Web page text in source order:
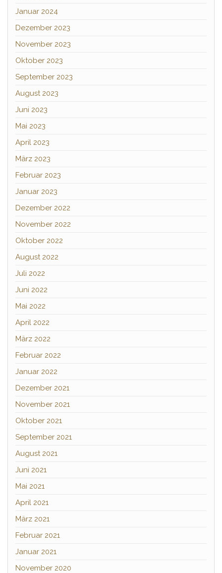
Januar 2024
Dezember 2023
November 2023
Oktober 2023
September 2023
August 2023
Juni 2023
Mai 2023
April 2023
März 2023
Februar 2023
Januar 2023
Dezember 2022
November 2022
Oktober 2022
August 2022
Juli 2022
Juni 2022
Mai 2022
April 2022
März 2022
Februar 2022
Januar 2022
Dezember 2021
November 2021
Oktober 2021
September 2021
August 2021
Juni 2021
Mai 2021
April 2021
März 2021
Februar 2021
Januar 2021
November 2020